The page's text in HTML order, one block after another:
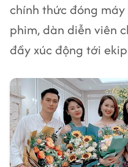
chính thức đóng
phim, dàn diễn viên
đầy xúc động tới